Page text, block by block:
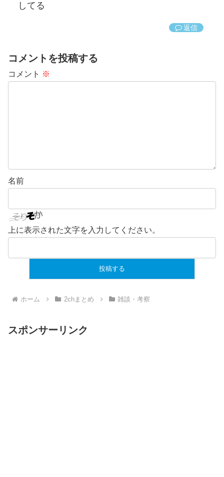
してる
返信
コメントを投稿する
コメント ※
名前
上に表示された文字を入力してください。
ホーム 2chまとめ 雑談・考察
スポンサーリンク